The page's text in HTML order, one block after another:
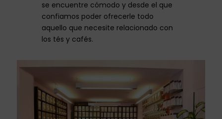
se encuentre cómodo y desde el que
confiamos poder ofrecerle todo
aquello que necesite relacionado con
los tés y cafés.